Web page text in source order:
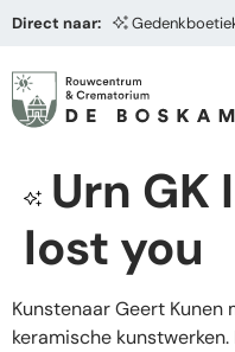
Direct naar:
Urn GK
lost you
Kunstenaar Geert
keramische